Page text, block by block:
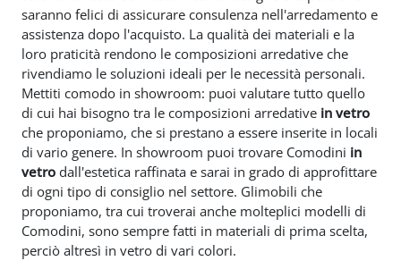
saranno felici di assicurare consulenza nell'arredamento e
assistenza dopo l'acquisto. La qualità dei materiali e la
loro praticità rendono le composizioni arredative che
rivendiamo le soluzioni ideali per le necessità personali.
Mettiti comodo in showroom: puoi valutare tutto quello
di cui hai bisogno tra le composizioni arredative in vetro
che proponiamo, che si prestano a essere inserite in locali
di vario genere. In showroom puoi trovare Comodini in
vetro dall'estetica raffinata e sarai in grado di approfittare
di ogni tipo di consiglio nel settore. Glimobili che
proponiamo, tra cui troverai anche molteplici modelli di
Comodini, sono sempre fatti in materiali di prima scelta,
perciò altresì in vetro di vari colori.